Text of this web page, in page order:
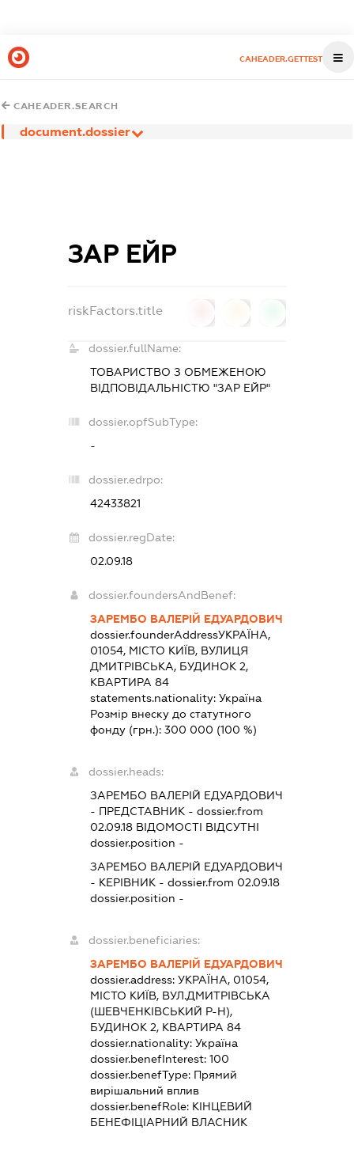
CAHEADER.GETTEST
CAHEADER.SEARCH
document.dossier
ЗАР ЕЙР
riskFactors.title
dossier.fullName:
ТОВАРИСТВО З ОБМЕЖЕНОЮ
ВІДПОВІДАЛЬНІСТЮ "ЗАР ЕЙР"
dossier.opfSubType:
-
dossier.edrpo:
42433821
dossier.regDate:
02.09.18
dossier.foundersAndBenef:
ЗАРЕМБО ВАЛЕРІЙ ЕДУАРДОВИЧ
dossier.founderAddressУКРАЇНА,
01054, МІСТО КИЇВ, ВУЛИЦЯ
ДМИТРІВСЬКА, БУДИНОК 2,
КВАРТИРА 84
statements.nationality: Україна
Розмір внеску до статутного
фонду (грн.): 300 000 (100 %)
dossier.heads:
ЗАРЕМБО ВАЛЕРІЙ ЕДУАРДОВИЧ
- ПРЕДСТАВНИК - dossier.from
02.09.18ВІДОМОСТІ ВІДСУТНІ
dossier.position -
ЗАРЕМБО ВАЛЕРІЙ ЕДУАРДОВИЧ
- КЕРІВНИК - dossier.from 02.09.18
dossier.position -
dossier.beneficiaries:
ЗАРЕМБО ВАЛЕРІЙ ЕДУАРДОВИЧ
dossier.address: УКРАЇНА, 01054,
МІСТО КИЇВ, ВУЛ.ДМИТРІВСЬКА
(ШЕВЧЕНКІВСЬКИЙ Р-Н),
БУДИНОК 2, КВАРТИРА 84
dossier.nationality: Україна
dossier.benefInterest: 100
dossier.benefType: Прямий
вирішальний вплив
dossier.benefRole: КІНЦЕВИЙ
БЕНЕФІЦІАРНИЙ ВЛАСНИК